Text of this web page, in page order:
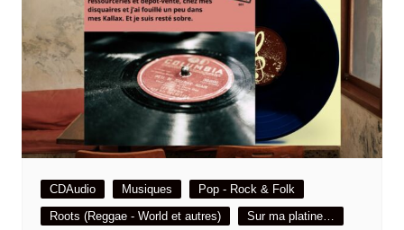
CDAudio Musiques
Pop - Rock & Folk
Roots (Reggae - World et autres)
Sur ma platine…